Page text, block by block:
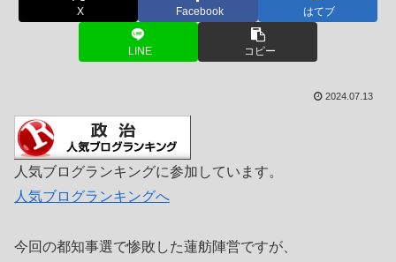
X Facebook はてブ
LINE コピー
2024.07.13
人気ブログランキングに参加しています。
人気ブログランキングへ
今回の都知事選で惨敗した蓮舫陣営ですが、